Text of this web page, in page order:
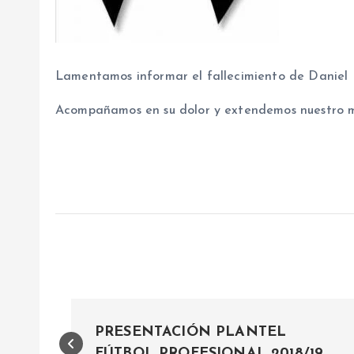
Lamentamos informar el fallecimiento de Daniel
Acompañamos en su dolor y extendemos
PRESENTACIÓN PLANTEL